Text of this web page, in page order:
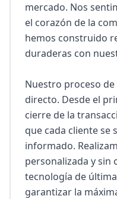
mercado. Nos
el corazón de la
hemos construido
duraderas con
Nuestro proceso
directo. Desde el
cierre de la
que cada cliente se
informado.
personalizada y sin
tecnología de
garantizar la